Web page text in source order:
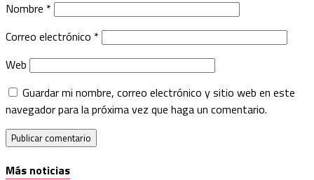
Nombre *
Correo electrónico *
Web
Guardar mi nombre, correo electrónico y sitio web en este
navegador para la próxima vez que haga un comentario.
Más noticias